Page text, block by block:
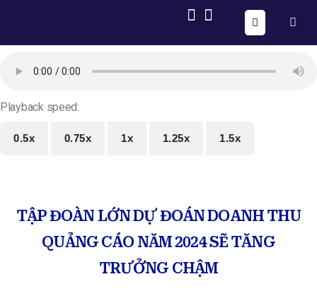
Playback speed:
0.5x 0.75x 1x 1.25x 1.5x
TẬP ĐOÀN LỚN DỰ ĐOÁN DOANH THU
QUẢNG CÁO NĂM 2024 SẼ TĂNG
TRƯỞNG CHẬM